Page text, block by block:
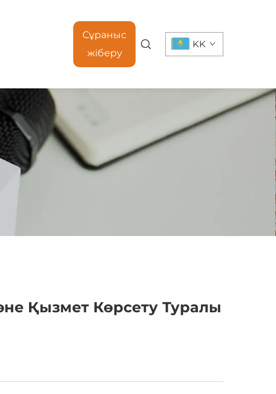
Сұраныс
жіберу
KK
Қызмет Көрсету Туралы